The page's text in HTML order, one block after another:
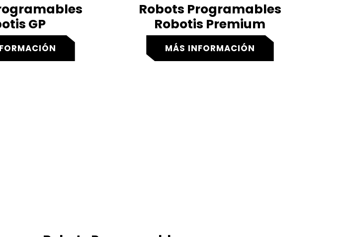
GP
Robots Programables
Robotis Premium
MÁS INFORMACIÓN